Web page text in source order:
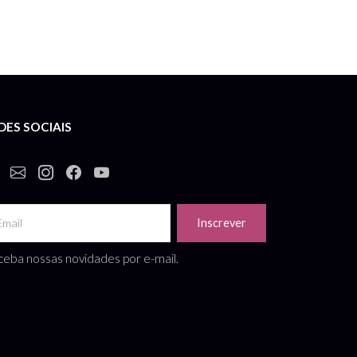
SOCIAIS
Inscrever
nossas novidades por e-mail.